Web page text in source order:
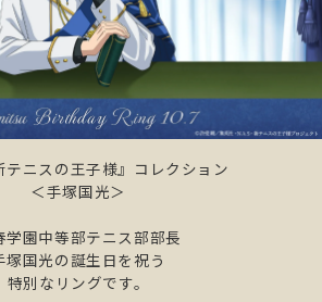
テニスの王子様』コレクション
＜手塚国光＞
学園中等部テニス部部長
塚国光の誕生日を祝う
特別なリングです。